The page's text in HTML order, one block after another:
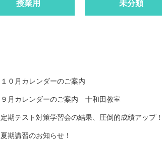
授業用 未分類
１０月カレンダーのご案内
９月カレンダーのご案内 十和田教室
定期テスト対策学習会の結果、圧倒的成績アップ！
夏期講習のお知らせ！